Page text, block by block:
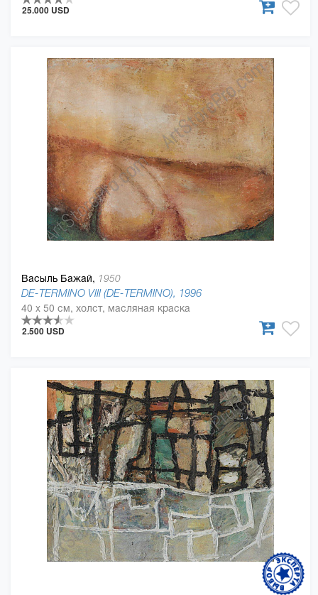
25.000 USD
Васыль Бажай, 1950
DE-TERMINO VIII (DE-TERMINO), 1996
40 x 50 см, холст, масляная краска
2.500 USD